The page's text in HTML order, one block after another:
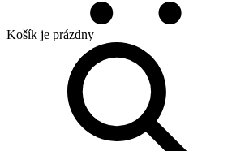
Košík je prázdny